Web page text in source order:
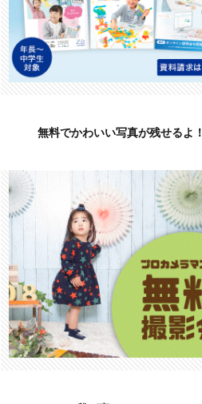
無料でかわいい写真が残せるよ！